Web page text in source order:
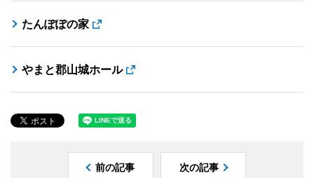
たんぽぽの家
やまと郡山城ホール
前の記事 次の記事